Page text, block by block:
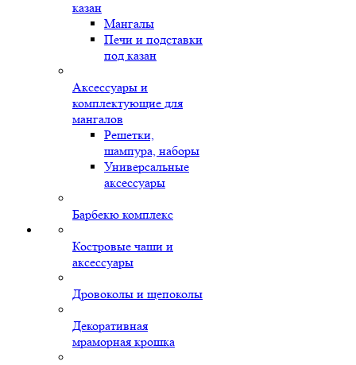
казан
Мангалы
Печи и подставки
под казан
Аксессуары и
комплектующие для
мангалов
Решетки,
шампура, наборы
Универсальные
аксессуары
Барбекю комплекс
Костровые чаши и
аксессуары
Дровоколы и щепоколы
Декоративная
мраморная крошка